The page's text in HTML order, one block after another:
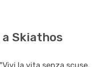
Skiathos